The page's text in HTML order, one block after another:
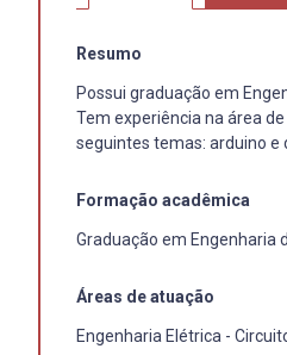
Resumo
Possui graduação em
Tem experiência na área
seguintes temas: arduino e
Formação acadêmica
Graduação em Engenharia
Áreas de atuação
Engenharia Elétrica -